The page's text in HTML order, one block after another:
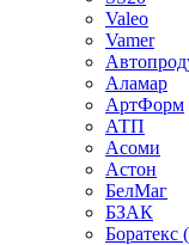
Valeo
Vamer
Аламар
АртФорм
АТП
Асоми
Астон
БелМаг
БЗАК
Боратекс